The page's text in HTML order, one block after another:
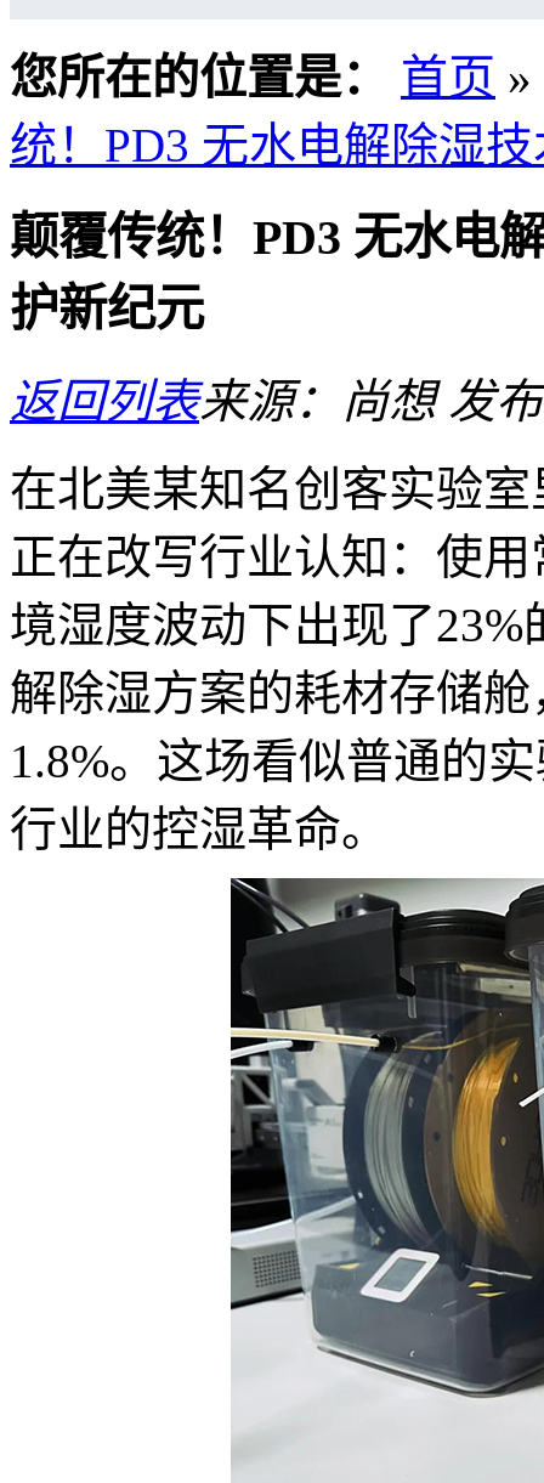
您所在的位置是： 首页 »
统！PD3 无水电解除湿
颠覆传统！PD3 无水电
护新纪元
返回列表来源：尚想发
在北美某知名创客实验
正在改写行业认知：使
境湿度波动下出现了
解除湿方案的耗材存储
1.8%。这场看似普通的
行业的控湿革命。